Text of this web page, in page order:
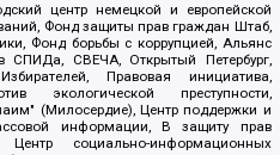
центр немецкой и европейской
Фонд защиты прав граждан Штаб,
Фонд борьбы с коррупцией, Альянс
СВЕЧА, Открытый Петербург,
Правовая инициатива,
экологической преступности,
(Милосердие), Центр поддержки и
информации, В защиту прав
социально-информационных